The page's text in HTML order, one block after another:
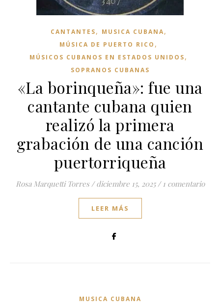
CANTANTES, MUSICA CUBANA,
MÚSICA DE PUERTO RICO ,
MÚSICOS CUBANOS EN ESTADOS UNIDOS,
SOPRANOS CUBANAS
«La borinqueña»: fue una
cantante cubana quien
realizó la primera
grabación de una canción
puertorriqueña
Rosa Marquetti Torres / diciembre 15, 2025 / 1 comentario
LEER MÁS
MUSICA CUBANA